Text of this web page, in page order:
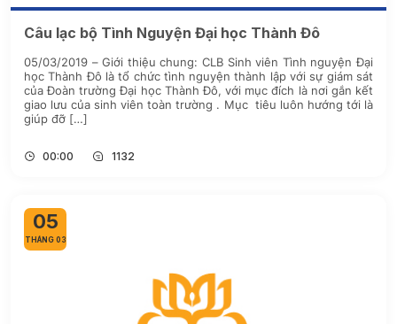
Câu lạc bộ Tình Nguyện Đại học Thành Đô
05/03/2019 – Giới thiệu chung: CLB Sinh viên Tình nguyện Đại
học Thành Đô là tổ chức tình nguyện thành lập với sự giám sát
của Đoàn trường Đại học Thành Đô, với mục đích là nơi gắn kết
giao lưu của sinh viên toàn trường . Mục tiêu luôn hướng tới là
giúp đỡ […]
00:00 1132
05
THÁNG 03